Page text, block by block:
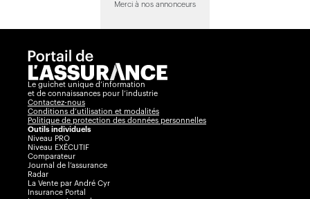
Merci à nos annonceurs
Le guichet unique d’information
et de connaissances pour l’industrie
Contactez-nous
Conditions d’utilisation et modalités
Politique de protection des données personnelles
Outils individuels
Niveau PRO
Niveau EXÉCUTIF
Comparateur
Journal de l’assurance
Radar
La Vente par André Cyr
Insurance Portal